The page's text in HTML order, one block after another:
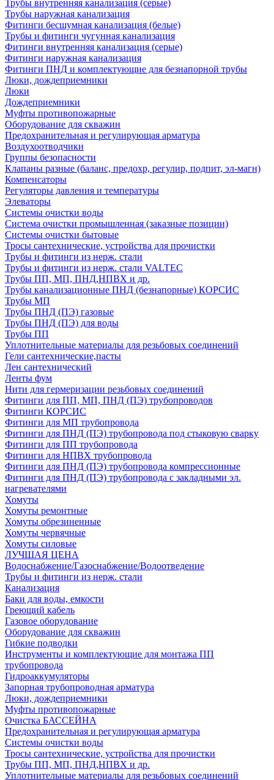
Трубы внутренняя канализация (серые)
Трубы наружная канализация
Фитинги бесшумная канализация (белые)
Трубы и фитинги чугунная канализация
Фитинги внутренняя канализация (серые)
Фитинги наружная канализация
Фитинги ПНД и комплектующие для безнапорной трубы
Люки, дождеприемники
Люки
Дождеприемники
Муфты противопожарные
Оборудование для скважин
Предохранительная и регулирующая арматура
Воздухоотводчики
Группы безопасности
Клапаны разные (баланс, предохр, регулир, подпит, эл-магн)
Компенсаторы
Регуляторы давления и температуры
Элеваторы
Системы очистки воды
Система очистки промышленная (заказные позиции)
Системы очистки бытовые
Тросы сантехнические, устройства для прочистки
Трубы и фитинги из нерж. стали
Трубы и фитинги из нерж. стали VALTEC
Трубы ПП, МП, ПНД,НПВХ и др.
Трубы канализационные ПНД (безнапорные) КОРСИС
Трубы МП
Трубы ПНД (ПЭ) газовые
Трубы ПНД (ПЭ) для воды
Трубы ПП
Уплотнительные материалы для резьбовых соединений
Гели сантехнические,пасты
Лен сантехнический
Ленты фум
Нити для гермеризации резьбовых соединений
Фитинги для ПП, МП, ПНД (ПЭ) трубопроводов
Фитинги КОРСИС
Фитинги для МП трубопровода
Фитинги для ПНД (ПЭ) трубопровода под стыковую сварку
Фитинги для ПП трубопровода
Фитинги для НПВХ трубопровода
Фитинги для ПНД (ПЭ) трубопровода компрессионные
Фитинги для ПНД (ПЭ) трубопровода с закладными эл.
нагревателями
Хомуты
Хомуты ремонтные
Хомуты обрезиненные
Хомуты червячные
Хомуты силовые
ЛУЧШАЯ ЦЕНА
Водоснабжение/Газоснабжение/Водоотведение
Трубы и фитинги из нерж. стали
Канализация
Баки для воды, емкости
Греющий кабель
Газовое оборудование
Оборудование для скважин
Гибкие подводки
Инструменты и комплектующие для монтажа ПП
трубопровода
Гидроаккумуляторы
Запорная трубопроводная арматура
Люки, дождеприемники
Муфты противопожарные
Очистка БАССЕЙНА
Предохранительная и регулирующая арматура
Системы очистки воды
Тросы сантехнические, устройства для прочистки
Трубы ПП, МП, ПНД,НПВХ и др.
Уплотнительные материалы для резьбовых соединений